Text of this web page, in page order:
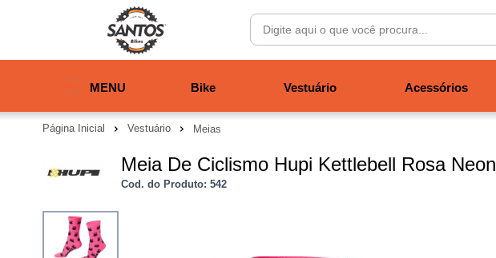
MENU Bike Vestuário Acessórios
Página Inicial Vestuário Meias
Meia De Ciclismo Hupi Kettlebell Rosa Neon
Cod. do Produto: 542